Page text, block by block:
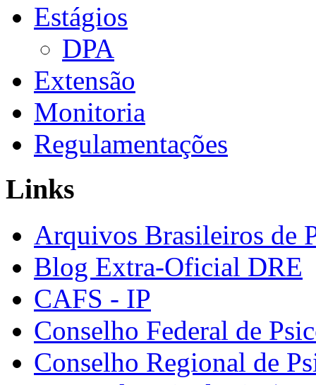
Estágios
DPA
Extensão
Monitoria
Regulamentações
Links
Arquivos Brasileiros de
Blog Extra-Oficial DRE
CAFS - IP
Conselho Federal de
Conselho Regional de